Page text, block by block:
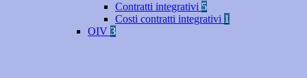
Contratti integrativi 5
Costi contratti integrativi 1
OIV 3